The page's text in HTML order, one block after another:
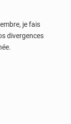
je fais
divergences